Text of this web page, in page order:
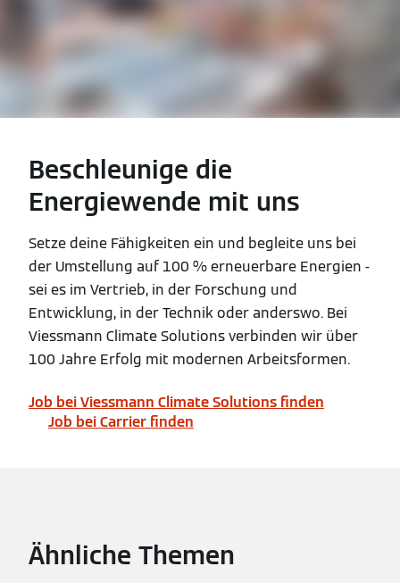
Beschleunige die
Energiewende mit uns
Setze deine Fähigkeiten ein und begleite uns bei
der Umstellung auf 100 % erneuerbare Energien -
sei es im Vertrieb, in der Forschung und
Entwicklung, in der Technik oder anderswo. Bei
Viessmann Climate Solutions verbinden wir über
100 Jahre Erfolg mit modernen Arbeitsformen.
Job bei Viessmann Climate Solutions finden
Job bei Carrier finden
Ähnliche Themen